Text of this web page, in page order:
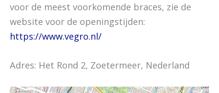
voor de meest voorkomende braces, zie de
website voor de openingstijden:
https://www.vegro.nl/
Adres: Het Rond 2, Zoetermeer, Nederland